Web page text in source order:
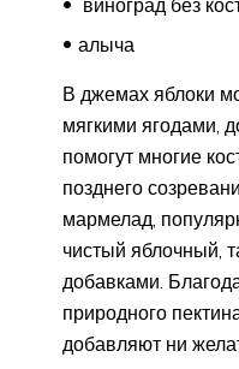
алыча
В джемах яблоки
мягкими ягодами,
помогут многие
позднего
мармелад,
чистый яблочный,
добавками.
природного
добавляют ни